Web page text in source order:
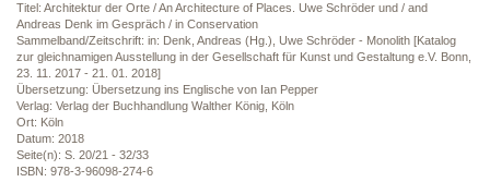
Titel: Architektur der Orte / An Architecture of Places. Uwe Schröder und / and
Andreas Denk im Gespräch / in Conservation
Sammelband/Zeitschrift: in: Denk, Andreas (Hg.), Uwe Schröder - Monolith [Katalog
zur gleichnamigen Ausstellung in der Gesellschaft für Kunst und Gestaltung e.V. Bonn,
23. 11. 2017 - 21. 01. 2018]
Übersetzung: Übersetzung ins Englische von Ian Pepper
Verlag: Verlag der Buchhandlung Walther König, Köln
Ort: Köln
Datum: 2018
Seite(n): S. 20/21 - 32/33
ISBN: 978-3-96098-274-6